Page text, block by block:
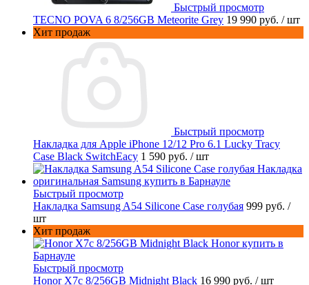
Быстрый просмотр
TECNO POVA 6 8/256GB Meteorite Grey 19 990 руб. / шт
Хит продаж
Быстрый просмотр
Накладка для Apple iPhone 12/12 Pro 6.1 Lucky Tracy
Case Black SwitchEacy 1 590 руб. / шт
Быстрый просмотр
Накладка Samsung A54 Silicone Case голубая 999 руб. /
шт
Хит продаж
Быстрый просмотр
Honor X7c 8/256GB Midnight Black 16 990 руб. / шт